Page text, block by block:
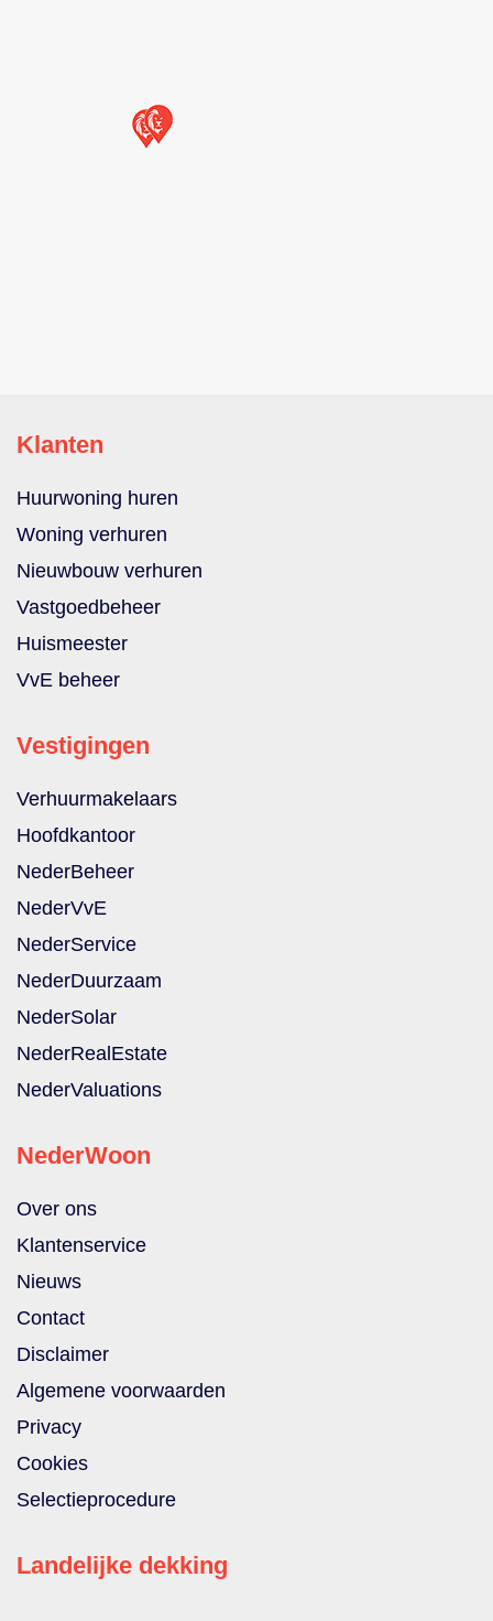
Klanten
Huurwoning huren
Woning verhuren
Nieuwbouw verhuren
Vastgoedbeheer
Huismeester
VvE beheer
Vestigingen
Verhuurmakelaars
Hoofdkantoor
NederBeheer
NederVvE
NederService
NederDuurzaam
NederSolar
NederRealEstate
NederValuations
NederWoon
Over ons
Klantenservice
Nieuws
Contact
Disclaimer
Algemene voorwaarden
Privacy
Cookies
Selectieprocedure
Landelijke dekking